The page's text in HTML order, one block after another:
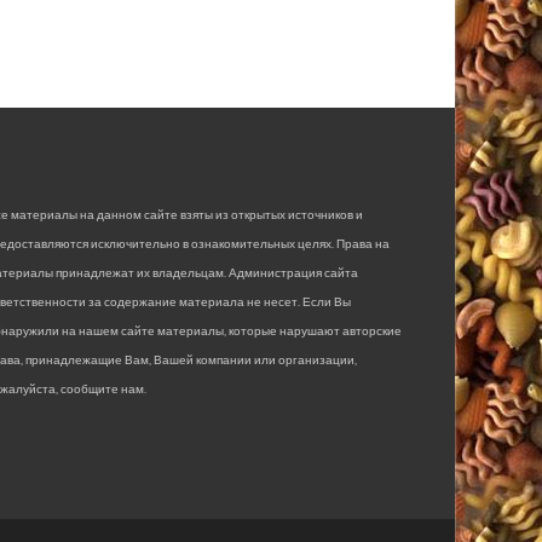
материалы на данном сайте взяты из открытых источников и
исключительно в ознакомительных целях. Права на
принадлежат их владельцам. Администрация сайта
за содержание материала не несет. Если Вы
на нашем сайте материалы, которые нарушают авторские
принадлежащие Вам, Вашей компании или организации,
сообщите нам.